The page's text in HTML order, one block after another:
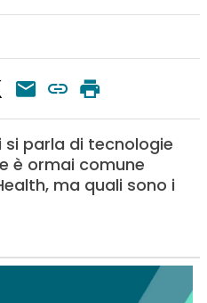
si parla di tecnologie
è ormai comune
ma quali sono i